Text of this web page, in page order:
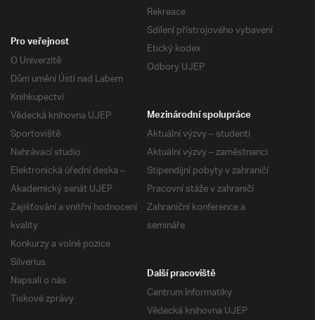
Rekreace
Sdílení přístrojového vybavení
Etický kodex
Odbory UJEP
Pro veřejnost
O Univerzitě
Dům umění Ústí nad Labem
Knihkupectví
Vědecká knihovna UJEP
Sportoviště
Nahrávací studio
Elektronická úřední deska –
Akademický senát UJEP
Zajišťování a vnitřní hodnocení
kvality
Konkurzy a volné pozice
Silverius
Napsali o nás
Tiskové zprávy
Mezinárodní spolupráce
Aktuální výzvy – studenti
Aktuální výzvy – zaměstnanci
Stipendijní pobyty v zahraničí
Pracovní stáže v zahraničí
Zahraniční konference a
semináře
Další pracoviště
Centrum Informatiky
Vědecká knihovna UJEP